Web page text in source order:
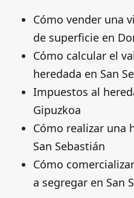
Cómo vender una
de superficie en
Cómo calcular el
heredada en San
Impuestos al
Gipuzkoa
Cómo realizar una
San Sebastián
Cómo
a segregar en San